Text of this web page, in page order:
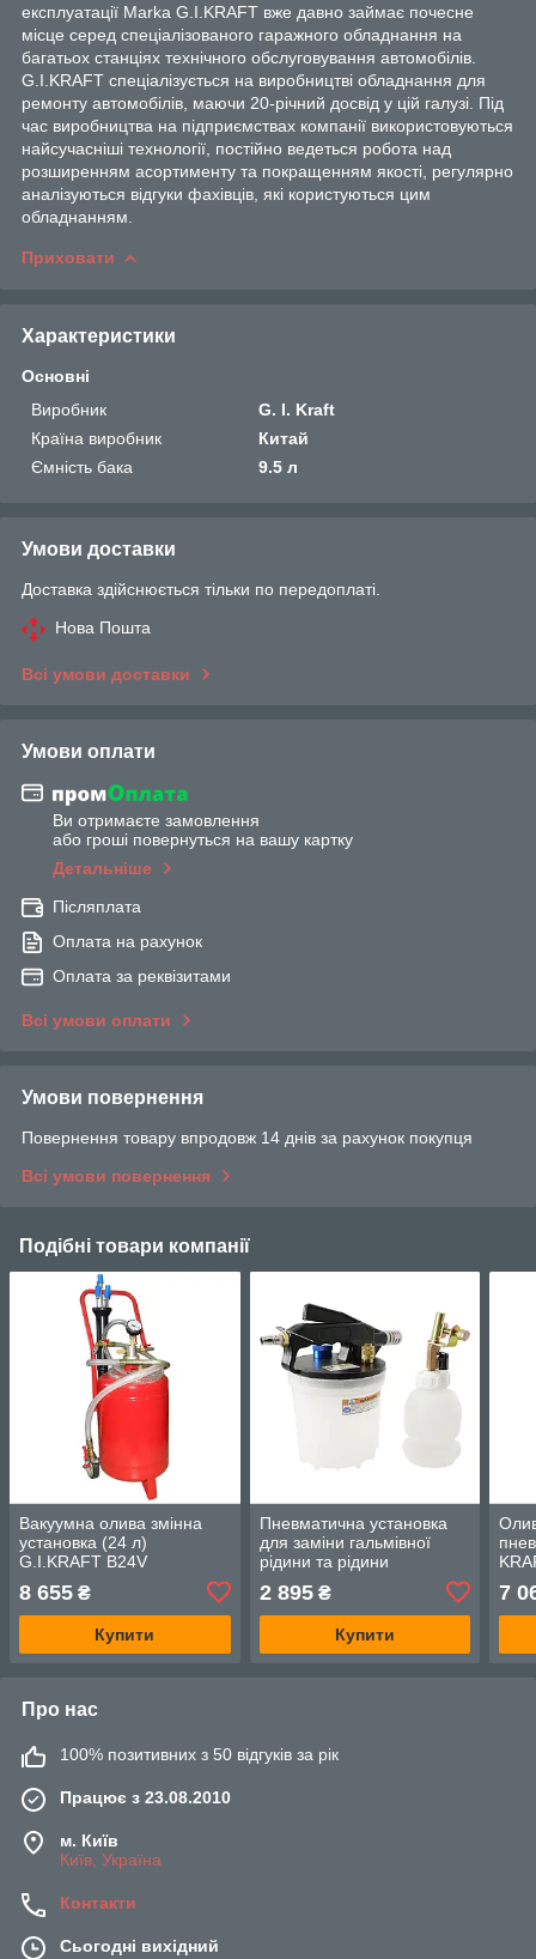
експлуатації Marka G.I.KRAFT вже давно займає почесне
місце серед спеціалізованого гаражного обладнання на
багатьох станціях технічного обслуговування автомобілів.
G.I.KRAFT спеціалізується на виробництві обладнання для
ремонту автомобілів, маючи 20-річний досвід у цій галузі. Під
час виробництва на підприємствах компанії використовуються
найсучасніші технології, постійно ведеться робота над
розширенням асортименту та покращенням якості, регулярно
аналізуються відгуки фахівців, які користуються цим
обладнанням.
Приховати
Характеристики
Основні
Виробник
G. I. Kraft
Країна виробник
Китай
Ємність бака
9.5 л
Умови доставки
Доставка здійснюється тільки по передоплаті.
Нова Пошта
Всі умови доставки
Умови оплати
Ви отримаєте замовлення
або гроші повернуться на вашу картку
Детальніше
Післяплата
Оплата на рахунок
Оплата за реквізитами
Всі умови оплати
Умови повернення
Повернення товару впродовж 14 днів за рахунок покупця
Всі умови повернення
Подібні товари компанії
Вакуумна олива змінна
установка (24 л)
G.I.KRAFT B24V
8 655 ₴
Купити
Пневматична установка
для заміни гальмівної
рідини та рідини
PBFC21V1 G.I.KRAFT
2 895₴
Купити
7
Про нас
100% позитивних з 50 відгуків за рік
Працює з 23.08.2010
м. Київ
Київ, Україна
Контакти
Сьогодні вихідний